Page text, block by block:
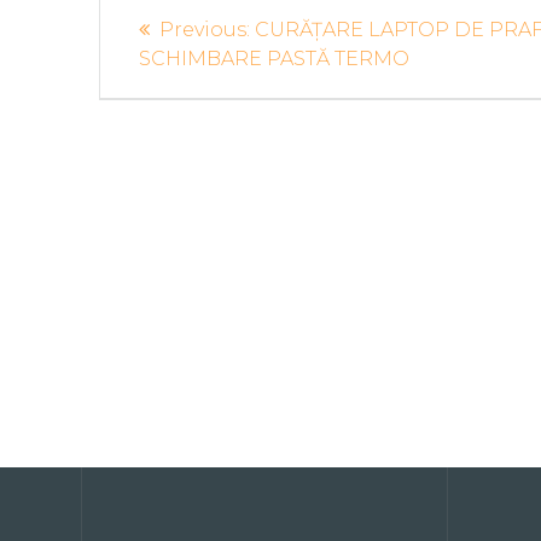
Navigare
în
Previous: Previous
post:
CURĂȚARE LAPTOP DE
SCHIMBARE PASTĂ TERMO